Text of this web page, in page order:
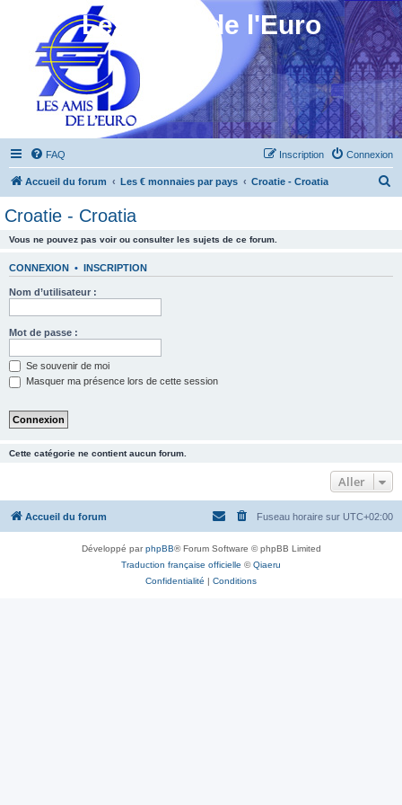
Les Amis de l'Euro
FAQ Connexion
Inscription
Accueil du forum Les € monnaies par pays Croatie - Croatia
Croatie - Croatia
Vous ne pouvez pas voir ou consulter les sujets de ce forum.
CONNEXION • INSCRIPTION
Nom d’utilisateur :
Mot de passe :
Se souvenir de moi
Masquer ma présence lors de cette session
Cette catégorie ne contient aucun forum.
Aller
Accueil du forum Fuseau horaire sur UTC+02:00
Développé parphpBB® Forum Software © phpBB Limited
Traduction française officielle ©Qiaeru
Confidentialité | Conditions